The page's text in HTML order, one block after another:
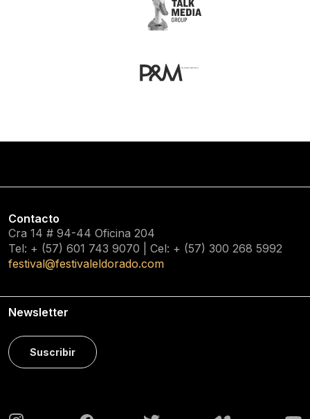
Contacto
Cra 14 # 94-44 Oficina 204
Tel: + (57) 601 743 9070 | Cel: + (57) 300 268 5992
festival@festivaleldorado.com
Newsletter
Suscribir